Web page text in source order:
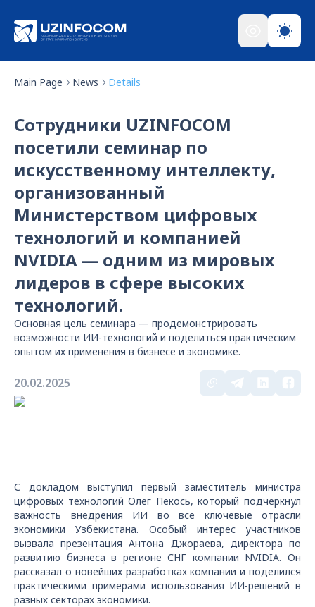
Main Page News Details
Сотрудники UZINFOCOM
посетили семинар по
искусственному интеллекту,
организованный
Министерством цифровых
технологий и компанией
NVIDIA — одним из мировых
лидеров в сфере высоких
технологий.
Основная цель семинара — продемонстрировать
возможности ИИ-технологий и поделиться практическим
опытом их применения в бизнесе и экономике.
20.02.2025
С докладом выступил первый заместитель министра
цифровых технологий Олег Пекось, который подчеркнул
важность внедрения ИИ во все ключевые отрасли
экономики Узбекистана. Особый интерес участников
вызвала презентация Антона Джораева, директора по
развитию бизнеса в регионе СНГ компании NVIDIA. Он
рассказал о новейших разработках компании и поделился
практическими примерами использования ИИ-решений в
разных секторах экономики.